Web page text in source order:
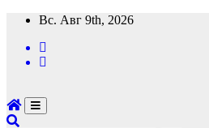
Перейти
содержимому
Вс. Авг 9th, 2026